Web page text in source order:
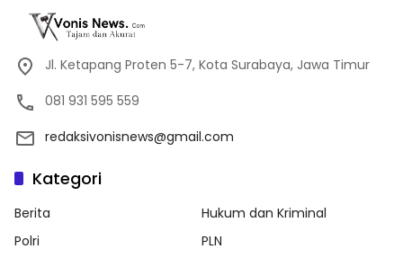
Jl. Ketapang Proten 5-7, Kota Surabaya, Jawa Timur
081 931 595 559
redaksivonisnews@gmail.com
Kategori
Berita
Hukum dan Kriminal
Polri
PLN